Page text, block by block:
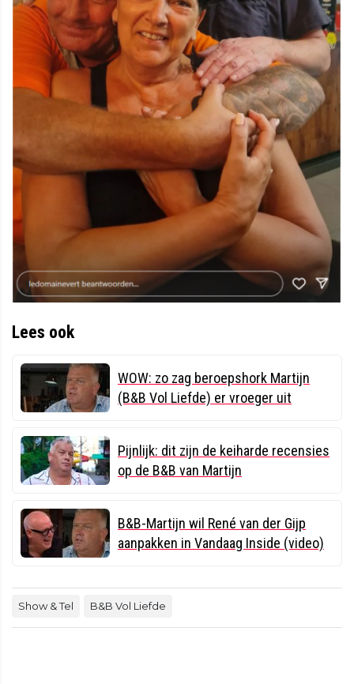
Lees ook
WOW: zo zag beroepshork Martijn
(B&B Vol Liefde) er vroeger uit
Pijnlijk: dit zijn de keiharde recensies
op de B&B van Martijn
B&B-Martijn wil René van der Gijp
aanpakken in Vandaag Inside (video)
Show & Tel B&B Vol Liefde